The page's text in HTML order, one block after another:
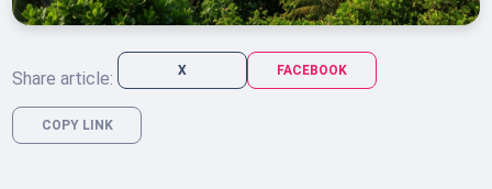
Share article: X FACEBOOK
COPY LINK